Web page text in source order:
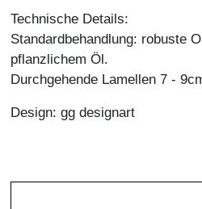
Technische Details:
Standardbehandlung: robuste
pflanzlichem Öl.
Durchgehende Lamellen 7 -
Design: gg designart